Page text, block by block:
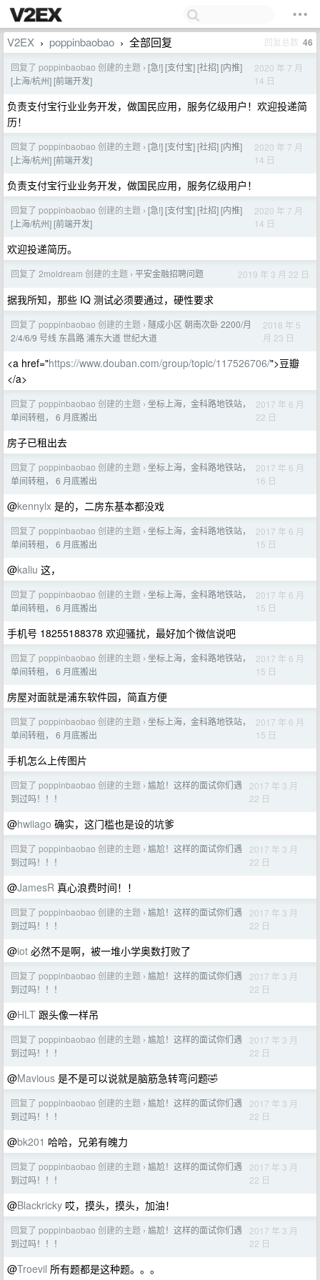
V2EX › poppinbaobao › 全部回复 回复总数 46
回复了 poppinbaobao 创建的主题 › [急!] [支付宝] [社招] [内推]
[上海/杭州] [前端开发]
2020 年 7 月
14 日
负责支付宝行业业务开发，做国民应用，服务亿级用户！欢迎投递简
历！
回复了 poppinbaobao 创建的主题 › [急!] [支付宝] [社招] [内推]
[上海/杭州] [前端开发]
2020 年 7 月
14 日
负责支付宝行业业务开发，做国民应用，服务亿级用户！
回复了 poppinbaobao 创建的主题 › [急!] [支付宝] [社招] [内推]
[上海/杭州] [前端开发]
2020 年 7 月
14 日
欢迎投递简历。
回复了 2moldream 创建的主题 › 平安金融招聘问题 2019 年 3 月 22 日
据我所知，那些 IQ 测试必须要通过，硬性要求
回复了 poppinbaobao 创建的主题 › 隧成小区 朝南次卧 2200/月
2/4/6/9 号线 东昌路 浦东大道 世纪大道
2018 年 5
月 23 日
<a href="https://www.douban.com/group/topic/117526706/">豆瓣
</a>
回复了 poppinbaobao 创建的主题 › 坐标上海，金科路地铁站，
单间转租， 6 月底搬出
2017 年 6 月
22 日
房子已租出去
回复了 poppinbaobao 创建的主题 › 坐标上海，金科路地铁站，
单间转租， 6 月底搬出
2017 年 6 月
16 日
@kennylx 是的，二房东基本都没戏
回复了 poppinbaobao 创建的主题 › 坐标上海，金科路地铁站，
单间转租， 6 月底搬出
2017 年 6 月
15 日
@kaliu 这，
回复了 poppinbaobao 创建的主题 › 坐标上海，金科路地铁站，
单间转租， 6 月底搬出
2017 年 6 月
15 日
手机号 18255188378 欢迎骚扰，最好加个微信说吧
回复了 poppinbaobao 创建的主题 › 坐标上海，金科路地铁站，
单间转租， 6 月底搬出
2017 年 6 月
15 日
房屋对面就是浦东软件园，简直方便
回复了 poppinbaobao 创建的主题 › 坐标上海，金科路地铁站，
单间转租， 6 月底搬出
2017 年 6 月
15 日
手机怎么上传图片
回复了 poppinbaobao 创建的主题 › 尴尬！这样的面试你们遇
到过吗！！！
2017 年 3 月
22 日
@hwiiago 确实，这门槛也是设的坑爹
回复了 poppinbaobao 创建的主题 › 尴尬！这样的面试你们遇
到过吗！！！
2017 年 3 月
22 日
@JamesR 真心浪费时间！！
回复了 poppinbaobao 创建的主题 › 尴尬！这样的面试你们遇
到过吗！！！
2017 年 3 月
22 日
@iot 必然不是啊，被一堆小学奥数打败了
回复了 poppinbaobao 创建的主题 › 尴尬！这样的面试你们遇
到过吗！！！
2017 年 3 月
22 日
@HLT 跟头像一样吊
回复了 poppinbaobao 创建的主题 › 尴尬！这样的面试你们遇
到过吗！！！
2017 年 3 月
22 日
@Mavious 是不是可以说就是脑筋急转弯问题🤣
回复了 poppinbaobao 创建的主题 › 尴尬！这样的面试你们遇
到过吗！！！
2017 年 3 月
22 日
@bk201 哈哈，兄弟有魄力
回复了 poppinbaobao 创建的主题 › 尴尬！这样的面试你们遇
到过吗！！！
2017 年 3 月
22 日
@Blackricky 哎，摸头，摸头，加油！
回复了 poppinbaobao 创建的主题 › 尴尬！这样的面试你们遇
到过吗！！！
2017 年 3 月
22 日
@Troevil 所有题都是这种题。。。